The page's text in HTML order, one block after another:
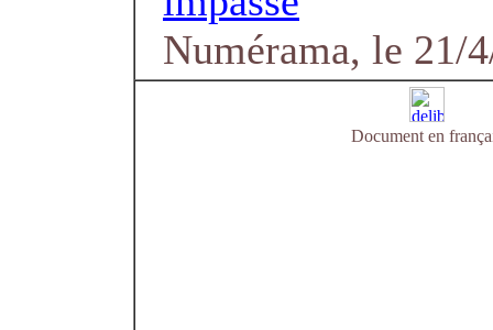
Numérama, le 21/
Document en